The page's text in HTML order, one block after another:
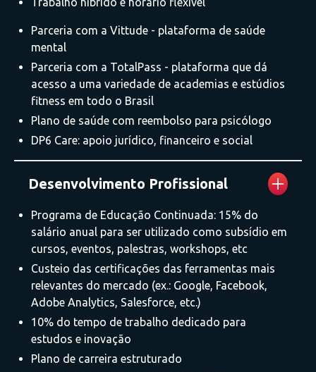
Parceria com a Vittude - plataforma de saúde
mental
Parceria com a TotalPass - plataforma que dá
acesso a uma variedade de academias e estúdios
fitness em todo o Brasil
Plano de saúde com reembolso para psicólogo
DP6 Care: apoio jurídico, financeiro e social
Desenvolvimento Profissional
Programa de Educação Continuada: 15% do
salário anual para ser utilizado como subsídio em
cursos, eventos, palestras, workshops, etc
Custeio das certificações das ferramentas mais
relevantes do mercado (ex.: Google, Facebook,
Adobe Analytics, Salesforce, etc.)
10% do tempo de trabalho dedicado para
estudos e inovação
Plano de carreira estruturado